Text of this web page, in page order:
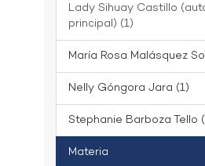
Lady Sihuay Castillo
principal) (1)
María Rosa Malásquez
Nelly Góngora Jara (1)
Stephanie Barboza Tello
Materia